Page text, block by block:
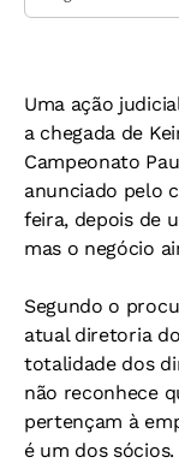
Uma ação
a chegada de
Campeonato
anunciado pelo
feira, depois de
mas o negócio
Segundo o
atual diretoria
totalidade dos
não reconhece
pertençam à
é um dos